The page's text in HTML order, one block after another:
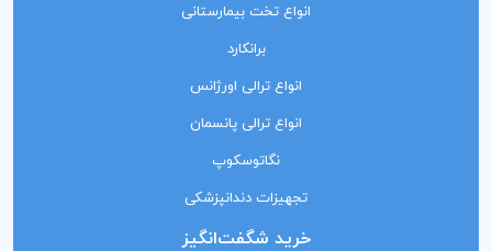
انواع تخت بیمارستانی
برانکارد
انواع ترالی اورژانس
انواع ترالی پانسمان
نگاتوسکوپ
تجهیزات دندانپزشکی
خرید شگفت‌انگیز